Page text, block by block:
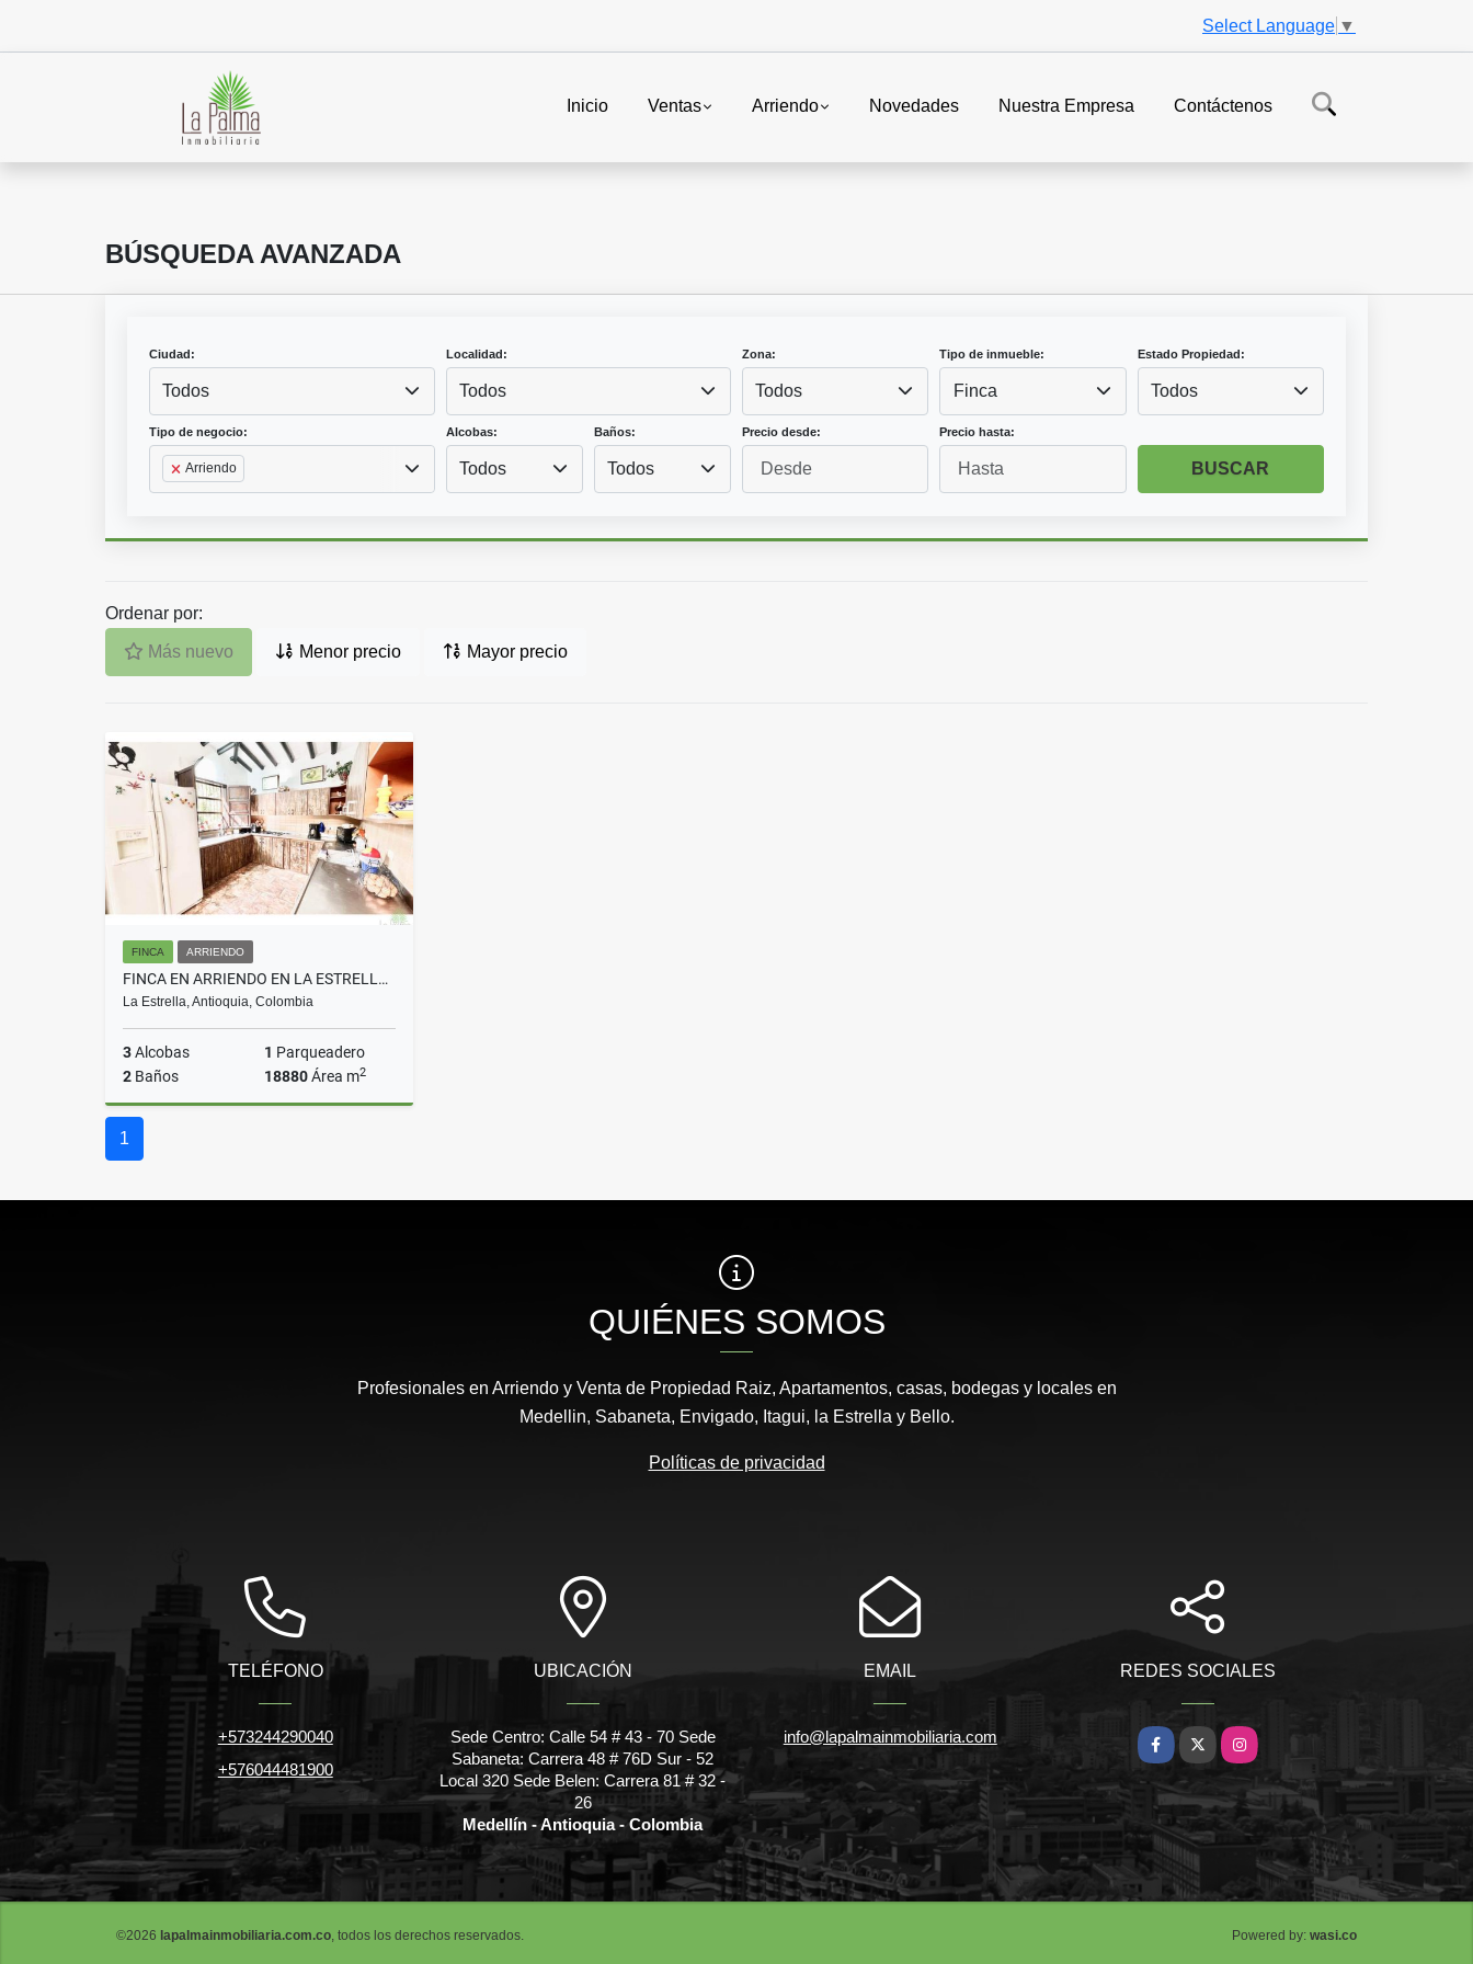
Select Language ▼
Inicio Ventas Arriendo Novedades Nuestra Empresa Contáctenos
BÚSQUEDA AVANZADA
Ciudad:
Todos
Localidad:
Todos
Zona:
Todos
Tipo de inmueble:
Finca
Estado Propiedad:
Todos
Tipo de negocio:
Arriendo
Alcobas:
Todos
Baños:
Todos
Precio desde: Precio hasta:
BUSCAR
Ordenar por:
Más nuevo Menor precio Mayor precio
FINCA ARRIENDO
FINCA EN ARRIENDO EN LA ESTRELLA COD 10232
La Estrella, Antioquia, Colombia
3Alcobas 1 Parqueadero
2 Baños 18880Área m2
1
QUIÉNES SOMOS
Profesionales en Arriendo y Venta de Propiedad Raiz, Apartamentos, casas, bodegas y locales en
Medellin, Sabaneta, Envigado, Itagui, la Estrella y Bello.
Políticas de privacidad
TELÉFONO
+573244290040
+576044481900
UBICACIÓN
Sede Centro: Calle 54 # 43 - 70 Sede
Sabaneta: Carrera 48 # 76D Sur - 52
Local 320 Sede Belen: Carrera 81 # 32 -
26
Medellín - Antioquia - Colombia
EMAIL
info@lapalmainmobiliaria.com
REDES SOCIALES
Facebook
X Instagram
©2026 lapalmainmobiliaria.com.co, todos los derechos reservados. Powered by: wasi.co